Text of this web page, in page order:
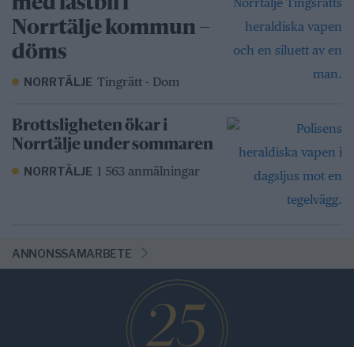
med lastbil i
Norrtälje kommun –
döms
NORRTÄLJE Tingrätt - Dom
Brottsligheten ökar i
Norrtälje under sommaren
NORRTÄLJE 1 563 anmälningar
ANNONSSAMARBETE